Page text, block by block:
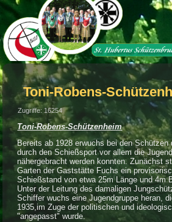
Toni-Robens-
Zugriffe: 16254
Toni-Robens-Schützenheim
Bereits ab 1928 erwuchs bei den
durch den Schießsport vor allem die
nähergebracht werden konnten. Zunächst
Garten der Gaststätte Fuchs ein
Schießstand von etwa 25m Länge und 4m
Unter der Leitung des damaligen
Schiffer wuchs eine Jugendgruppe heran,
1935,im Zuge der politischen und
"angepasst" wurde.